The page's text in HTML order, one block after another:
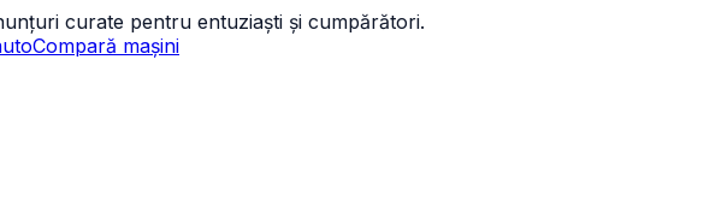
curate pentru entuziaști și cumpărători.
Compară mașini